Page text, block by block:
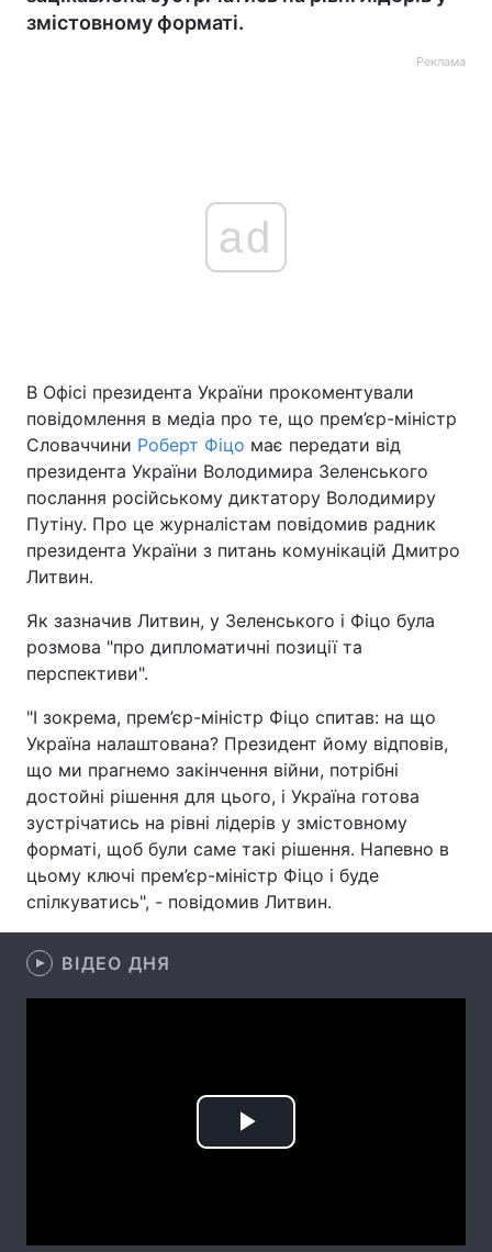
Україна Політика
Економіка Світ
Спорт Наука
Техно і зв'язок
Зброя Інциденти
Цікавинки Погода
Екологія Регіони
Лонгріди
Відео з Youtube Статті
Архів
змістовному форматі.
Реклама
ad
В Офісі президента України прокоментували
повідомлення в медіа про те, що прем’єр-міністр
Словаччини Роберт Фіцо має передати від
президента України Володимира Зеленського
послання російському диктатору Володимиру
Путіну. Про це журналістам повідомив радник
президента України з питань комунікацій Дмитро
Литвин.
Як зазначив Литвин, у Зеленського і Фіцо була
розмова "про дипломатичні позиції та
перспективи".
"І зокрема, прем’єр-міністр Фіцо спитав: на що
Україна налаштована? Президент йому відповів,
що ми прагнемо закінчення війни, потрібні
достойні рішення для цього, і Україна готова
зустрічатись на рівні лідерів у змістовному
форматі, щоб були саме такі рішення. Напевно в
цьому ключі прем’єр-міністр Фіцо і буде
спілкуватись", - повідомив Литвин.
ВІДЕО ДНЯ
Play